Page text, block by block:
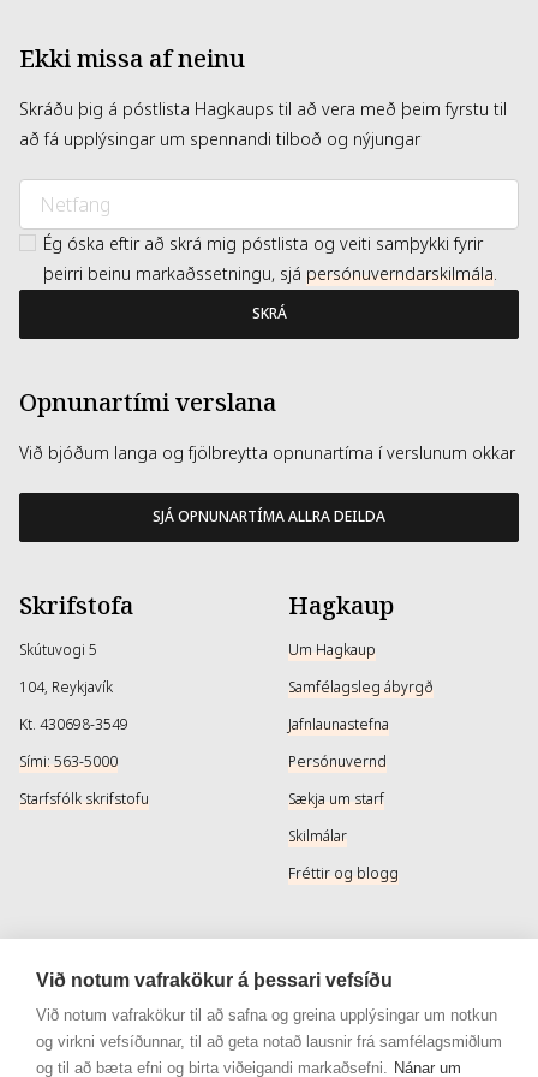
Ekki missa af neinu
Skráðu þig á póstlista Hagkaups til að vera með þeim fyrstu til
að fá upplýsingar um spennandi tilboð og nýjungar
Ég óska eftir að skrá mig póstlista og veiti samþykki fyrir
þeirri beinu markaðssetningu, sjá persónuverndarskilmála.
SKRÁ
Opnunartími verslana
Við bjóðum langa og fjölbreytta opnunartíma í verslunum okkar
SJÁ OPNUNARTÍMA ALLRA DEILDA
Skrifstofa
Skútuvogi 5
104, Reykjavík
Kt. 430698-3549
Sími: 563-5000
Starfsfólk skrifstofu
Hagkaup
Um Hagkaup
Samfélagsleg ábyrgð
Jafnlaunastefna
Persónuvernd
Sækja um starf
Skilmálar
Fréttir og blogg
Þjónusta
Afhendingarmöguleikar
Skilareglur
Samfélagsmiðlar
Instagram
Instagram - Snyrtivara
Við notum vafrakökur á þessari vefsíðu
Við notum vafrakökur til að safna og greina upplýsingar um notkun
og virkni vefsíðunnar, til að geta notað lausnir frá samfélagsmiðlum
og til að bæta efni og birta viðeigandi markaðsefni. Nánar um